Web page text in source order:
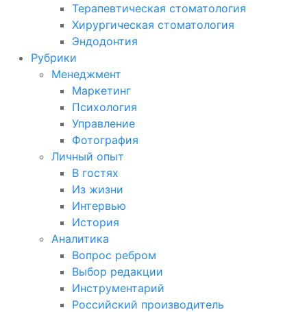
Терапевтическая стоматология
Хирургическая стоматология
Эндодонтия
Рубрики
Менеджмент
Маркетинг
Психология
Управление
Фотография
Личный опыт
В гостях
Из жизни
Интервью
История
Аналитика
Вопрос ребром
Выбор редакции
Инструментарий
Российский производитель